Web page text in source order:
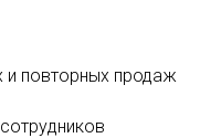
и повторных продаж